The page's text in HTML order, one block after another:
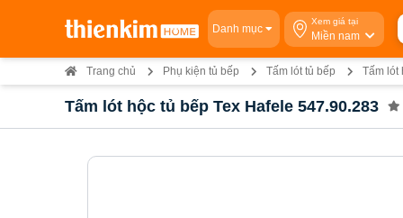
Danh mục
Xem giá tại
Miền nam
Trang chủ Phụ kiện tủ bếp Tấm lót tủ bếp Tấm lót
Tấm lót hộc tủ bếp Tex Hafele 547.90.283